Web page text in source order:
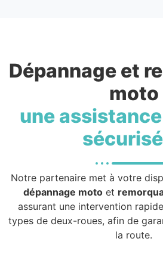
Dépannage et
moto
une
Notre partenaire met à votre
dépannage motoet
assurant une intervention
types de deux-roues, afin de
la route.